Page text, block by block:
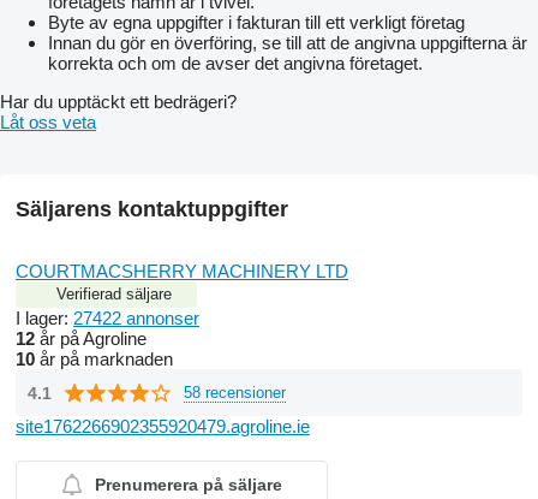
Byte av egna uppgifter i fakturan till ett verkligt företag
Innan du gör en överföring, se till att de angivna uppgifterna är
korrekta och om de avser det angivna företaget.
Har du upptäckt ett bedrägeri?
Låt oss veta
Säljarens kontaktuppgifter
COURTMACSHERRY MACHINERY LTD
Verifierad säljare
I lager: 27422 annonser
12 år på Agroline
10 år på marknaden
4.1 58 recensioner
site1762266902355920479.agroline.ie
Prenumerera på säljare